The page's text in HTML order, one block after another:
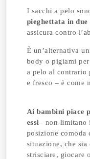
I sacchi a pelo
pieghettata in due
assicura contro
È un’alternativa
body o pigiami
a pelo al contrario
e fresco – è come
Ai bambini piace
essi– non limitano
posizione comoda
situazione, che sia
strisciare, giocare